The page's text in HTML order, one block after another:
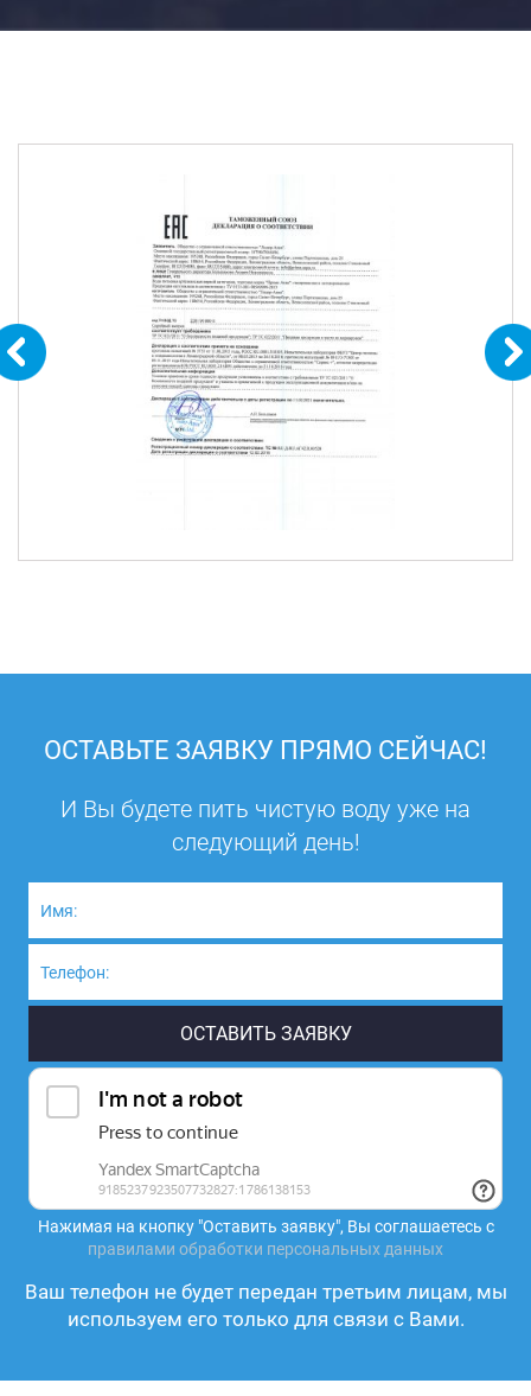
ОСТАВЬТЕ ЗАЯВКУ ПРЯМО СЕЙЧАС!
И Вы будете пить чистую воду уже на
следующий день!
Нажимая на кнопку "Оставить заявку", Вы соглашаетесь с
правилами обработки персональных данных
Ваш телефон не будет передан третьим лицам, мы
используем его только для связи с Вами.